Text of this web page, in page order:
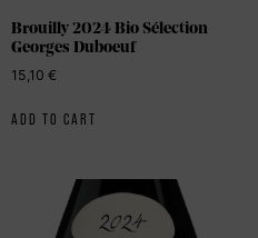
Brouilly 2024 Bio Sélection
Georges Duboeuf
15,10 €
ADD TO CART